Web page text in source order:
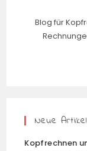
Blog für
Neue Artikel
Kopfrechnen